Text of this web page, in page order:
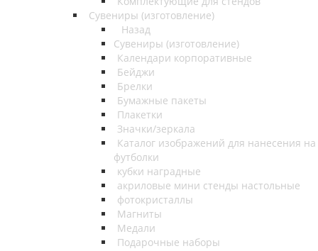
Сувениры (изготовление)
Назад
Сувениры (изготовление)
Календари корпоративные
Бейджи
Брелки
Бумажные пакеты
Плакетки
Значки/зеркала
Каталог изображений для нанесения на
футболки
кубки наградные
акриловые мини стенды настольные
фотокристаллы
Магниты
Медали
Подарочные наборы